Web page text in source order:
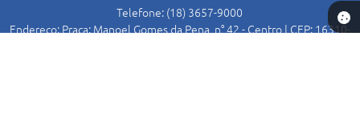
Telefone: (18) 3657-9000
Endereço: Praça: Manoel Gomes da Pena, n° 42 - Centro | CEP: 16310-